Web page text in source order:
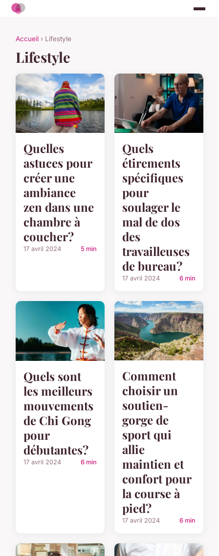
Accueil › Lifestyle
Lifestyle
Quelles
astuces pour
créer une
ambiance
zen dans une
chambre à
coucher?
17 avril 2024 5 min
Quels
étirements
spécifiques
pour
soulager le
mal de dos
des
travailleuses
de bureau?
17 avril 2024 6 min
Quels sont
les meilleurs
mouvements
de Chi Gong
pour
débutantes?
17 avril 2024 6 min
Comment
choisir un
soutien-
gorge de
sport qui
allie
maintien et
confort pour
la course à
pied?
17 avril 2024 6 min